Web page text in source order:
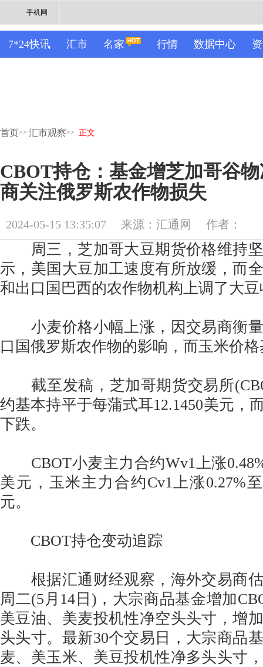
手机网
7*24快讯 汇市 名家 行情 数据中心
首页>> 汇市观察>> 正文
CBOT持仓：基金增芝加哥谷
商关注俄罗斯农作物损失
2024-05-15 13:35:07 来源：汇通网 作者：
周三，芝加哥大豆期货价格维持坚
示，美国大豆加工速度有所放缓，而
和出口国巴西的农作物机构上调了大
小麦价格小幅上涨，因交易商衡量
口国俄罗斯农作物的影响，而玉米价
截至发稿，芝加哥期货交易所
约基本持平于每蒲式耳12.1450美元，
下跌。
CBOT小麦主力合约Wv1上涨
美元，玉米主力合约Cv1上涨0.27%
元。
CBOT持仓变动追踪
根据汇通财经观察，海外交易商估
周二(5月14日)，大宗商品基金增加
美豆油、美麦投机性净空头头寸，增
头头寸。最新30个交易日，大宗商品
麦、美玉米、美豆投机性净多头头寸